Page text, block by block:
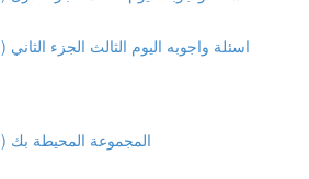
اسئلة واجوبه اليوم الثالث الجزء الثاني (16:21)
المجموعة المحيطة بك (21:39)